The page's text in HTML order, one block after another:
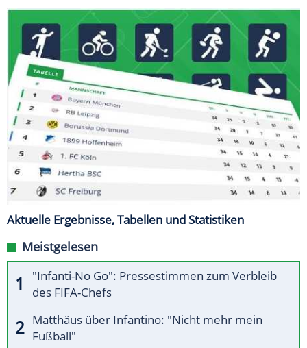
Aktuelle Ergebnisse, Tabellen und Statistiken
Meistgelesen
"Infanti-No Go": Pressestimmen zum Verbleib
des FIFA-Chefs
Matthäus über Infantino: "Nicht mehr mein
Fußball"